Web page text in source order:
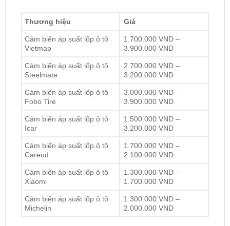
Vietmap
3.900.000 VND
Cảm biến áp suất lốp ô tô
Steelmate
2.700.000 VND –
3.200.000 VND
Cảm biến áp suất lốp ô tô
Fobo Tire
3.000.000 VND –
3.900.000 VND
Cảm biến áp suất lốp ô tô
Icar
1.500.000 VND –
3.200.000 VND
Cảm biến áp suất lốp ô tô
Careud
1.700.000 VND –
2.100.000 VND
Cảm biến áp suất lốp ô tô
Xiaomi
1.300.000 VND –
1.700.000 VND
Cảm biến áp suất lốp ô tô
Michelin
1.300.000 VND –
2.000.000 VND
Địa Chỉ Gắn Cảm Biến Áp Suất Lốp Xe